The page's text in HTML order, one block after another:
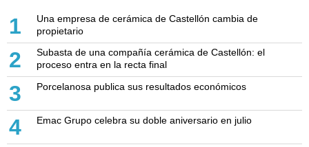
1
Una empresa de cerámica de Castellón cambia de
propietario
2
Subasta de una compañía cerámica de Castellón: el
proceso entra en la recta final
3 Porcelanosa publica sus resultados económicos
4 Emac Grupo celebra su doble aniversario en julio